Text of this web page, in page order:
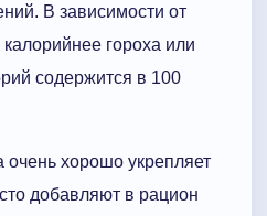
В зависимости от
гороха или
содержится в 100
очень хорошо укрепляет
добавляют в рацион